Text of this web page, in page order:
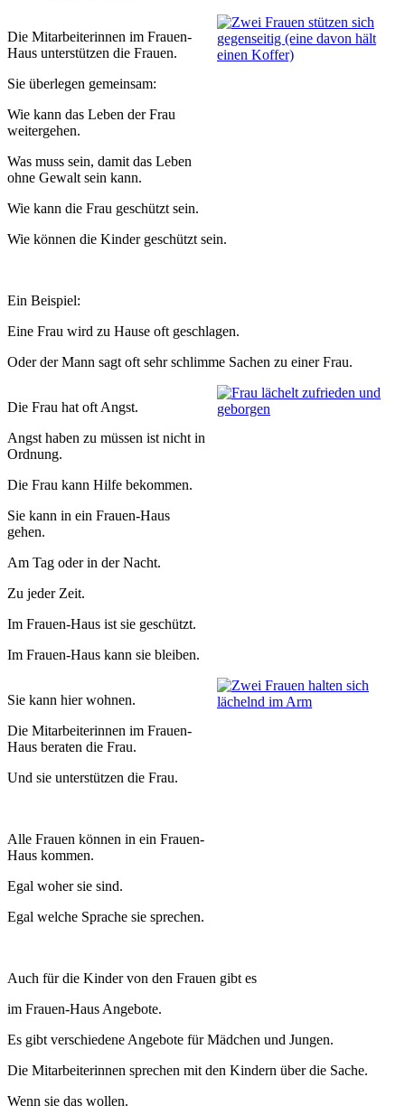
Die Mitarbeiterinnen im Frauen-
Haus unterstützen die Frauen.
Sie überlegen gemeinsam:
Wie kann das Leben der Frau
weitergehen.
Was muss sein, damit das Leben
ohne Gewalt sein kann.
Wie kann die Frau geschützt sein.
Wie können die Kinder geschützt sein.
Ein Beispiel:
Eine Frau wird zu Hause oft geschlagen.
Oder der Mann sagt oft sehr schlimme Sachen zu einer Frau.
Die Frau hat oft Angst.
Angst haben zu müssen ist nicht in
Ordnung.
Die Frau kann Hilfe bekommen.
Sie kann in ein Frauen-Haus
gehen.
Am Tag oder in der Nacht.
Zu jeder Zeit.
Im Frauen-Haus ist sie geschützt.
Im Frauen-Haus kann sie bleiben.
Sie kann hier wohnen.
Die Mitarbeiterinnen im Frauen-
Haus beraten die Frau.
Und sie unterstützen die Frau.
Alle Frauen können in ein Frauen-
Haus kommen.
Egal woher sie sind.
Egal welche Sprache sie sprechen.
Auch für die Kinder von den Frauen gibt es
im Frauen-Haus Angebote.
Es gibt verschiedene Angebote für Mädchen und Jungen.
Die Mitarbeiterinnen sprechen mit den Kindern über die Sache.
Wenn sie das wollen.